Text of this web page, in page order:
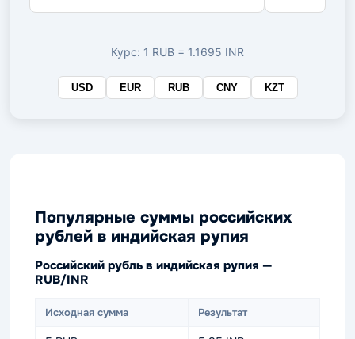
целевой
валюте
Курс: 1 RUB = 1.1695 INR
USD EUR RUB CNY KZT
Популярные суммы российских
рублей в индийская рупия
Российский рубль в индийская рупия —
RUB/INR
Исходная сумма Результат